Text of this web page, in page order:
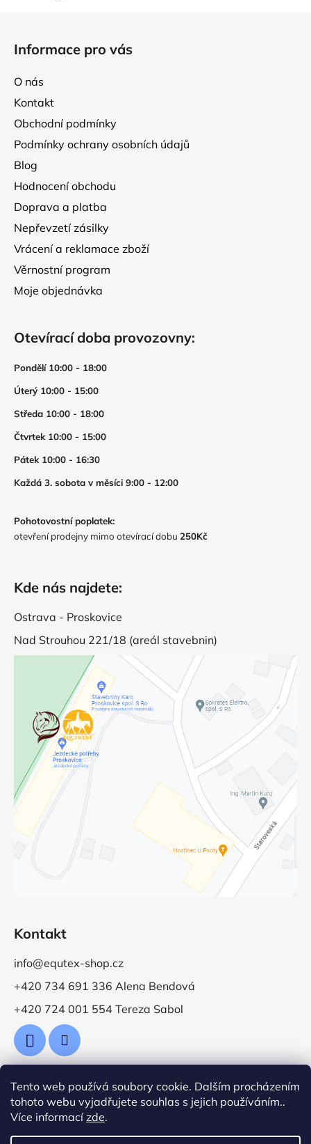
Tento web používá soubory cookie. Dalším procházením
tohoto webu vyjadřujete souhlas s jejich používáním..
Více informacízde.
Informace pro vás
O nás
Kontakt
Obchodní podmínky
Podmínky ochrany osobních údajů
Blog
Hodnocení obchodu
Doprava a platba
Nepřevzetí zásilky
Vrácení a reklamace zboží
Věrnostní program
Moje objednávka
Otevírací doba provozovny:
Pondělí 10:00 - 18:00
Úterý 10:00 - 15:00
Středa 10:00 - 18:00
Čtvrtek 10:00 - 15:00
Pátek 10:00 - 16:30
Každá 3. sobota v měsíci 9:00 - 12:00
Pohotovostní poplatek:
otevření prodejny mimo otevírací dobu 250Kč
Kde nás najdete:
Ostrava - Proskovice
Nad Strouhou 221/18 (areál stavebnin)
Kontakt
info@equtex-shop.cz
+420 734 691 336 Alena Bendová
+420 724 001 554 Tereza Sabol
Přijímáme online platby